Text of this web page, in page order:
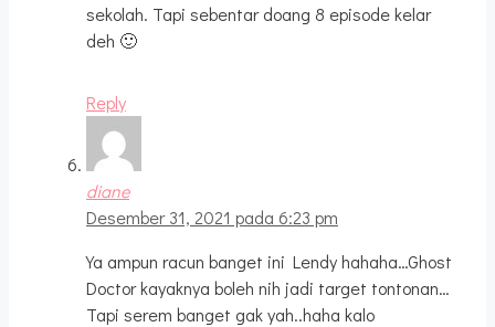
sekolah. Tapi sebentar doang 8 episode kelar
deh 🙂
Reply
diane
Desember 31, 2021 pada 6:23 pm
Ya ampun racun banget ini Lendy hahaha…Ghost
Doctor kayaknya boleh nih jadi target tontonan…
Tapi serem banget gak yah..haha kalo